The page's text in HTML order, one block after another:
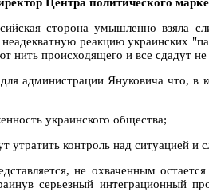
сторона умышленно взяла
реакцию украинских
нить происходящего и все сдадут
администрации Януковича что, в
украинского общества;
утратить контроль над ситуацией
не охваченным
серьезный интеграционный